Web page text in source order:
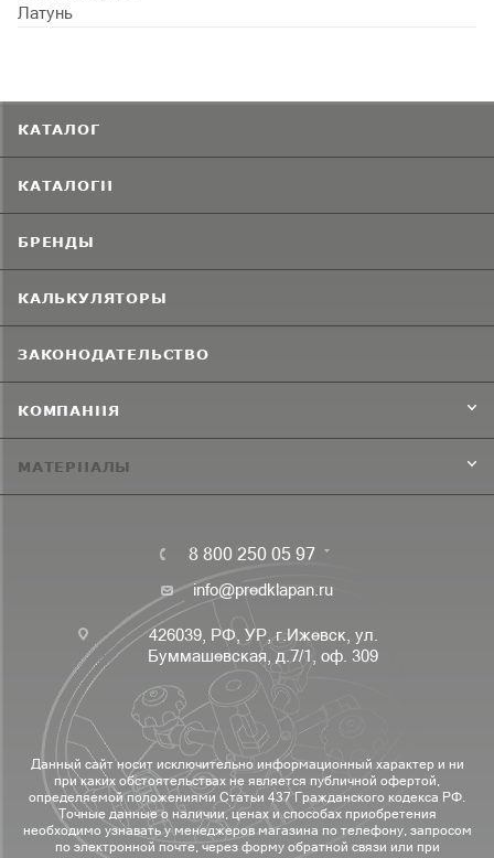
Латунь
КАТАЛОГ
КАТАЛОГИ
БРЕНДЫ
КАЛЬКУЛЯТОРЫ
ЗАКОНОДАТЕЛЬСТВО
КОМПАНИЯ
МАТЕРИАЛЫ
8 800 250 05 97
info@predklapan.ru
426039, РФ, УР, г.Ижевск, ул.
Буммашевская, д.7/1, оф. 309
Данный сайт носит исключительно информационный характер и ни
при каких обстоятельствах не является публичной офертой,
определяемой положениями Статьи 437 Гражданского кодекса РФ.
Точные данные о наличии, ценах и способах приобретения
необходимо узнавать у менеджеров магазина по телефону, запросом
по электронной почте, через форму обратной связи или при